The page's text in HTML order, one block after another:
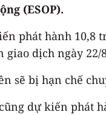
(ESOP).
phát hành 10,8
giao dịch ngày
sẽ bị hạn chế
dự kiến phát